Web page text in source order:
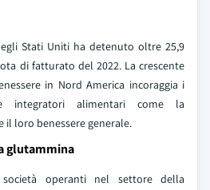
Stati Uniti ha detenuto oltre 25,9
di fatturato del 2022. La crescente
in Nord America incoraggia i
integratori alimentari come la
il loro benessere generale.
glutammina
operanti nel settore della